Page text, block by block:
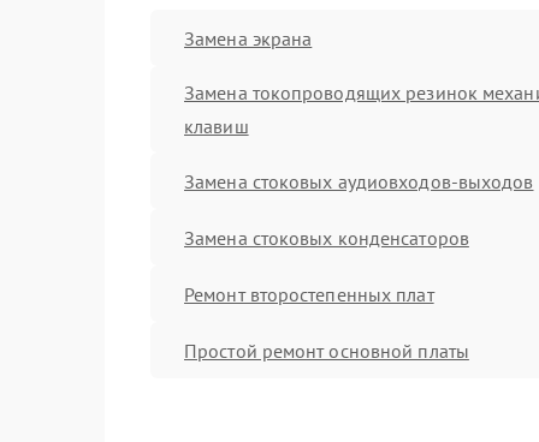
Замена экрана
Замена токопроводящих резинок
клавиш
Замена стоковых аудиовходов-выходов
Замена стоковых конденсаторов
Ремонт второстепенных плат
Простой ремонт основной платы